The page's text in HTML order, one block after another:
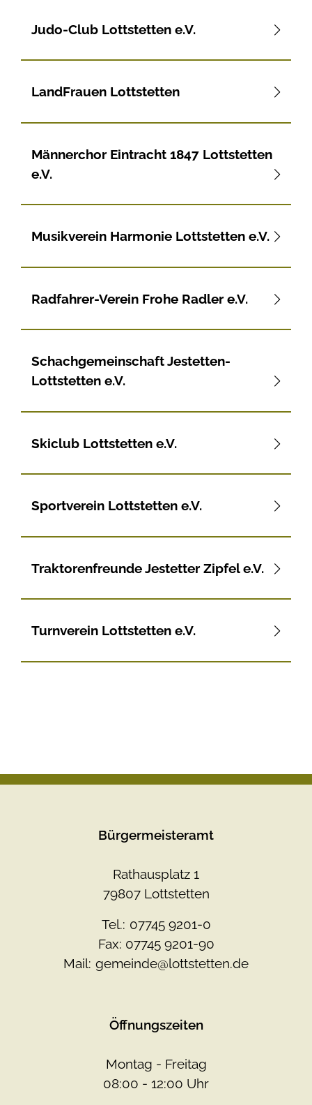
Judo-Club Lottstetten e.V.
LandFrauen Lottstetten
Männerchor Eintracht 1847 Lottstetten
e.V.
Musikverein Harmonie Lottstetten e.V.
Radfahrer-Verein Frohe Radler e.V.
Schachgemeinschaft Jestetten-
Lottstetten e.V.
Skiclub Lottstetten e.V.
Sportverein Lottstetten e.V.
Traktorenfreunde Jestetter Zipfel e.V.
Turnverein Lottstetten e.V.
Bürgermeisteramt
Rathausplatz 1
79807 Lottstetten
Tel.: 07745 9201-0
Fax: 07745 9201-90
Mail: gemeinde@lottstetten.de
Öffnungszeiten
Montag - Freitag
08:00 - 12:00 Uhr